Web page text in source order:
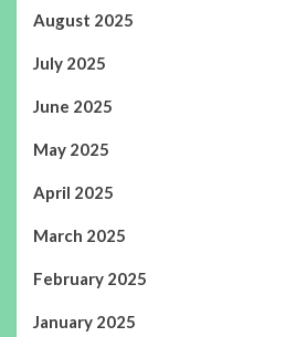
August 2025
July 2025
June 2025
May 2025
April 2025
March 2025
February 2025
January 2025